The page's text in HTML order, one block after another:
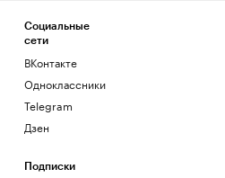
Социальные
сети
ВКонтакте
Одноклассники
Telegram
Дзен
Подписки